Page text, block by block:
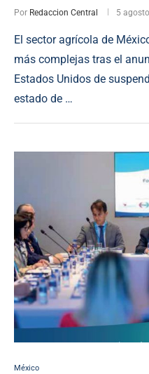
Por Redaccion Central 5
El sector agrícola de
más complejas tras el
Estados Unidos de
estado de …
México